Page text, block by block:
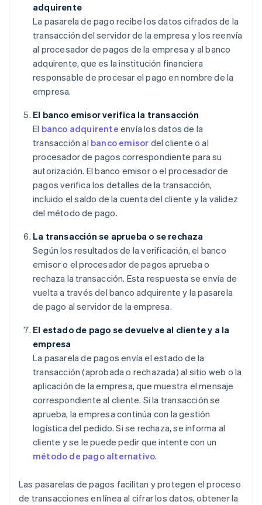
adquirente
La pasarela de pago recibe los datos cifrados de la
transacción del servidor de la empresa y los reenvía
al procesador de pagos de la empresa y al banco
adquirente, que es la institución financiera
responsable de procesar el pago en nombre de la
empresa.
El banco emisor verifica la transacción
El banco adquirente envía los datos de la
transacción al banco emisor del cliente o al
procesador de pagos correspondiente para su
autorización. El banco emisor o el procesador de
pagos verifica los detalles de la transacción,
incluido el saldo de la cuenta del cliente y la validez
del método de pago.
La transacción se aprueba o se rechaza
Según los resultados de la verificación, el banco
emisor o el procesador de pagos aprueba o
rechaza la transacción. Esta respuesta se envía de
vuelta a través del banco adquirente y la pasarela
de pago al servidor de la empresa.
El estado de pago se devuelve al cliente y a la
empresa
La pasarela de pagos envía el estado de la
transacción (aprobada o rechazada) al sitio web o la
aplicación de la empresa, que muestra el mensaje
correspondiente al cliente. Si la transacción se
aprueba, la empresa continúa con la gestión
logística del pedido. Si se rechaza, se informa al
cliente y se le puede pedir que intente con un
método de pago alternativo.
Las pasarelas de pagos facilitan y protegen el proceso
de transacciones en línea al cifrar los datos, obtener la